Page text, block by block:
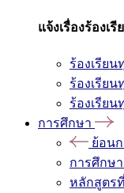
แจ้งเรื่องร้องเ
ร้องเรีย
ร้องเรีย
ร้องเรีย
การศึกษา
ย้อน
การศึกษา
หลักสูตร